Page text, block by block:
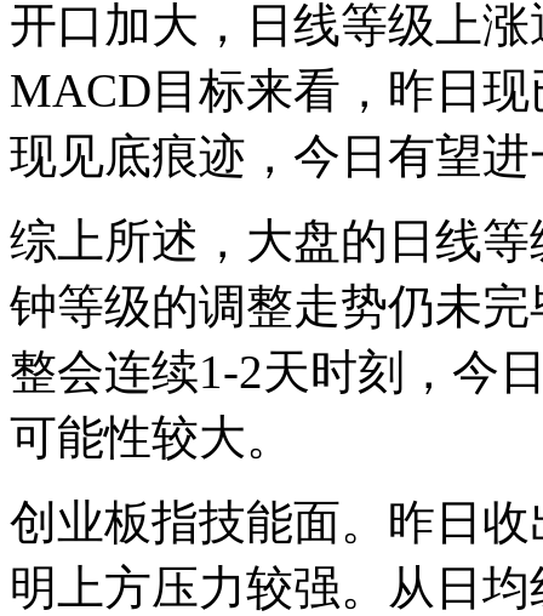
开口加大，日线等级上
MACD目标来看，昨日
现见底痕迹，今日有望
综上所述，大盘的日线
钟等级的调整走势仍未
整会连续1-2天时刻，今
可能性较大。
创业板指技能面。昨日
明上方压力较强。从日